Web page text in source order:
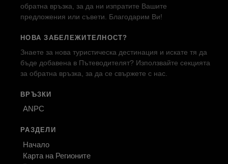
обратна връзка, за да ни изпратите Вашите
предложения или съвети. Благодарим Ви!
НОВА ЗАБЕЛЕЖИТЕЛНОСТ?
Знаете за нова туристическа дестинация и искате тя да
бъде добавена в Пътеводителят? Използвайте секцията
за обратна връзка, за да се свържете с нас.
ВРЪЗКИ
ANPC
РАЗДЕЛИ
Начало
Карта на Регионите